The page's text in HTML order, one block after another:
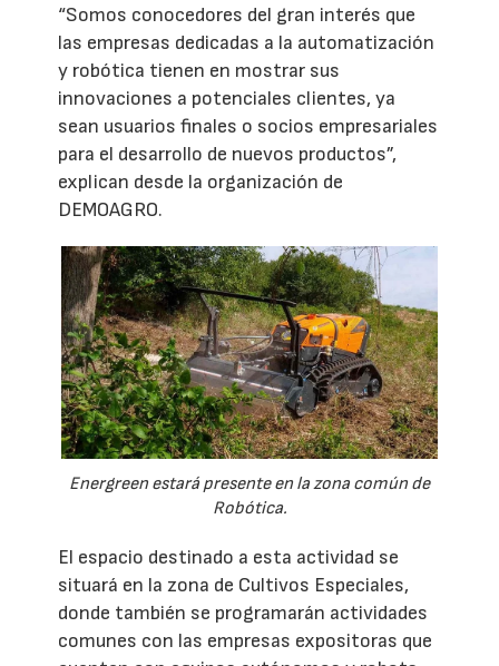
“Somos conocedores del gran interés que
las empresas dedicadas a la automatización
y robótica tienen en mostrar sus
innovaciones a potenciales clientes, ya
sean usuarios finales o socios empresariales
para el desarrollo de nuevos productos”,
explican desde la organización de
DEMOAGRO.
Energreen estará presente en la zona común de
Robótica.
El espacio destinado a esta actividad se
situará en la zona de Cultivos Especiales,
donde también se programarán actividades
comunes con las empresas expositoras que